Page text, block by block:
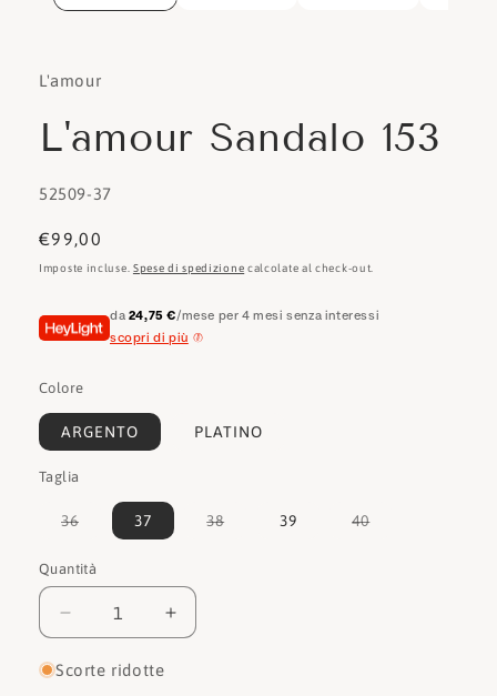
L'amour
L'amour Sandalo 153
SKU:
52509-37
Prezzo
di
€99,00
Imposte incluse. Spese di spedizione calcolate al check-out.
da 24,75 €/mese per 4 mesi senza interessi
scopri di più
Colore
ARGENTO PLATINO
Taglia
36Variante
esaurita
non
disponibile
37 38Variante
39 40Variante
Quantità
Quantità
Diminuisci
quantità
per
Aumenta
quantità
Scorte ridotte